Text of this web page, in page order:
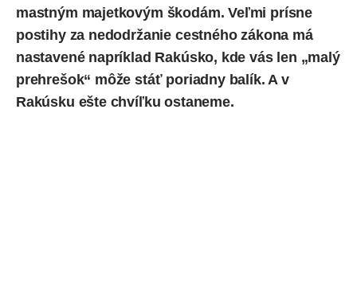
mastným majetkovým škodám. Veľmi prísne
postihy za nedodržanie cestného zákona má
nastavené napríklad Rakúsko, kde vás len „malý
prehrešok“ môže stáť poriadny balík. A v
Rakúsku ešte chvíľku ostaneme.